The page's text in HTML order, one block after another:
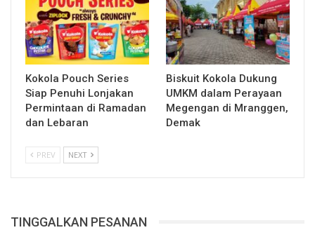
Kokola Pouch Series
Siap Penuhi Lonjakan
Permintaan di Ramadan
dan Lebaran
Biskuit Kokola Dukung
UMKM dalam Perayaan
Megengan di Mranggen,
Demak
PREV NEXT
TINGGALKAN PESANAN